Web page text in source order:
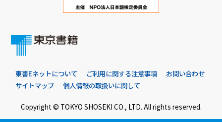
東書Eネットについて ご利用に関する注意事項
お問い合わせ
サイトマップ
個人情報の取扱いに関して
Copyright © TOKYO SHOSEKI CO., LTD. All rights reserved.